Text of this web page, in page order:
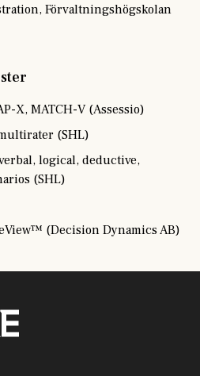
Förvaltningshögskolan
X, MATCH-V (Assessio)
(SHL)
logical, deductive,
(SHL)
(Decision Dynamics AB)